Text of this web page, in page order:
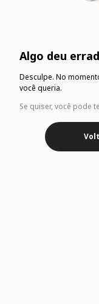
Algo deu
Desculpe. No
você queria.
Se quiser, você pode